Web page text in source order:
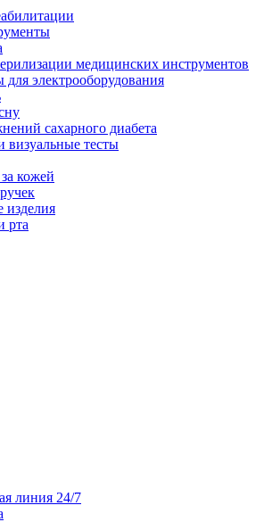
медицинских инструментов
электрооборудования
сахарного диабета
визуальные тесты
кожей
изделия
рта
линия 24/7